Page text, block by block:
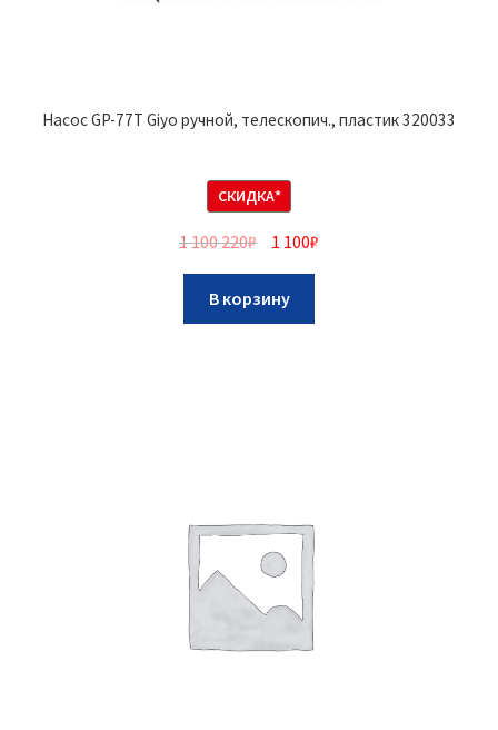
Насос GP-77T Giyo ручной, телескопич., пластик 320033
СКИДКА*
1 100 220₽ 1 100₽
В корзину